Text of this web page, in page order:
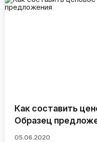
Как составить
Образец
05.06.2020